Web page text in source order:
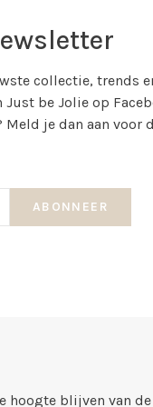
collectie, trends
be Jolie op
je dan aan voor
ABONNEER
hoogte blijven van de